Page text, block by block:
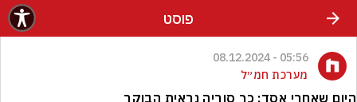
פוסט
05:56 - 08.12.2024
מערכת חמ״ל
היום שאחרי אסד: כך סוריה נראית הבוקר